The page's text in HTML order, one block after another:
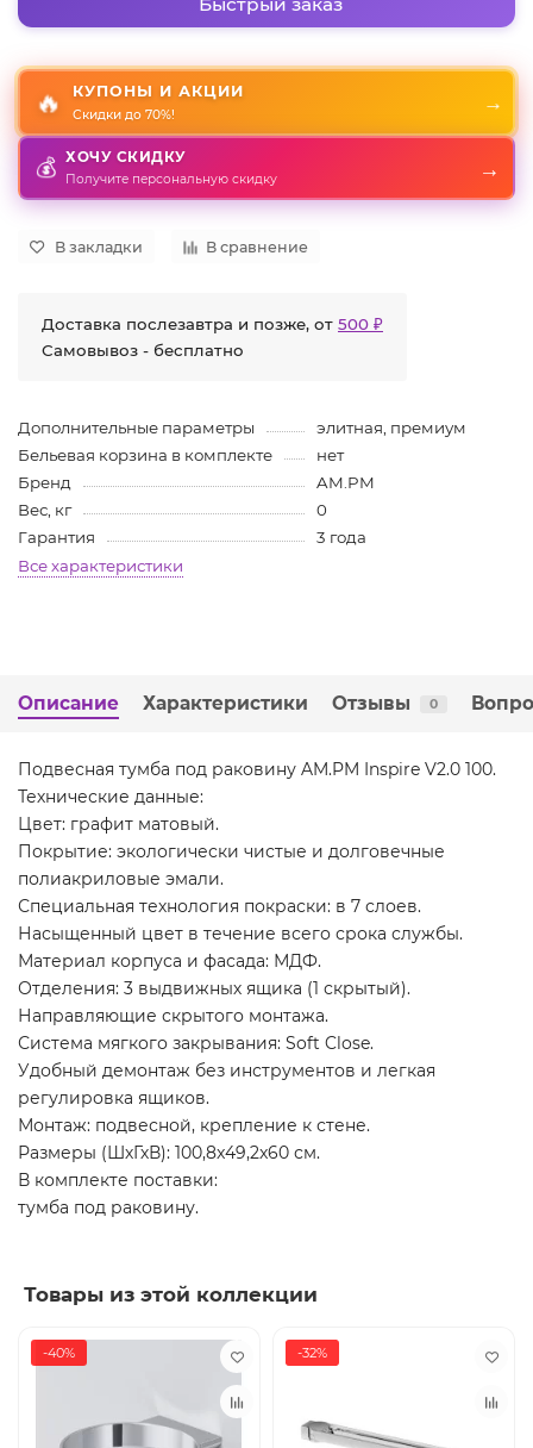
Быстрый заказ
🔥 КУПОНЫ И АКЦИИ
Скидки до 70%!
→
💰 ХОЧУ СКИДКУ
Получите персональную скидку →
В закладки В сравнение
Доставка послезавтра и позже, от 500 ₽
Самовывоз - бесплатно
Дополнительные параметры
элитная, премиум
Бельевая корзина в комплекте
нет
Бренд
AM.PM
Вес, кг
0
Гарантия
3 года
Все характеристики
Описание Характеристики Отзывы 0
Подвесная тумба под раковину AM.PM Inspire V2.0 100.
Технические данные:
Цвет: графит матовый.
Покрытие: экологически чистые и долговечные
полиакриловые эмали.
Специальная технология покраски: в 7 слоев.
Насыщенный цвет в течение всего срока службы.
Материал корпуса и фасада: МДФ.
Отделения: 3 выдвижных ящика (1 скрытый).
Направляющие скрытого монтажа.
Система мягкого закрывания: Soft Close.
Удобный демонтаж без инструментов и легкая
регулировка ящиков.
Монтаж: подвесной, крепление к стене.
Размеры (ШхГхВ): 100,8x49,2x60 см.
В комплекте поставки:
тумба под раковину.
Товары из этой коллекции
-40% -32%